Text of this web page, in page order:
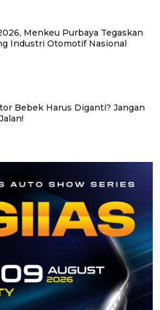
Menkeu Purbaya Tegaskan
Industri Otomotif Nasional
Bebek Harus Diganti? Jangan